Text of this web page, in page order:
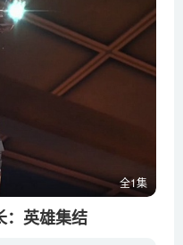
全1集
：英雄集结